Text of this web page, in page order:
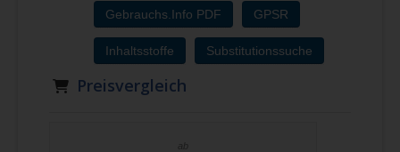
Gebrauchs.Info PDF GPSR
Inhaltsstoffe Substitutionssuche
Preisvergleich
ab